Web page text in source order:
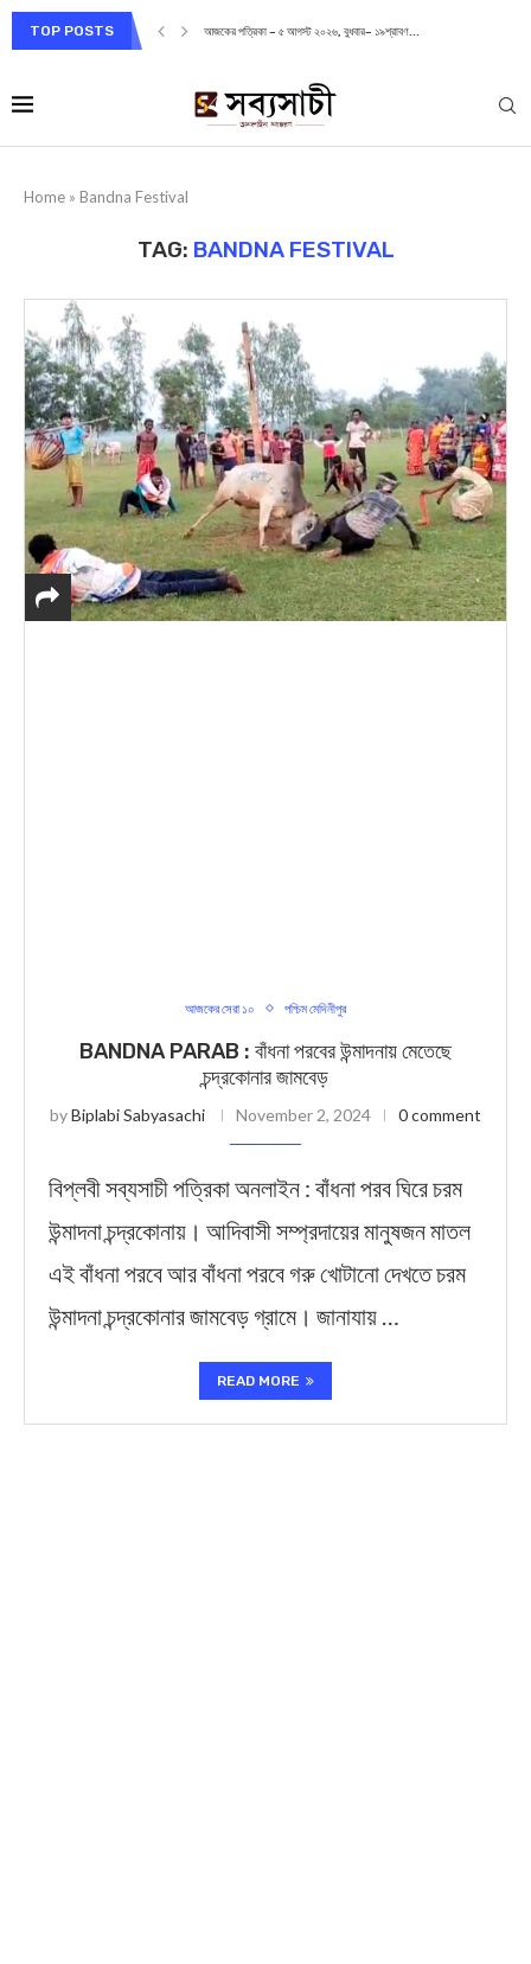
TOP POSTS আজকের পত্রিকা – ৫ আগস্ট ২০২৬, বুধবার– ১৯শ্রাবণ...
Home » Bandna Festival
TAG: BANDNA FESTIVAL
আজকের সেরা ১০ পশ্চিম মেদিনীপুর
BANDNA PARAB : বাঁধনা পরবের উন্মাদনায় মেতেছে
চন্দ্রকোনার জামবেড়
byBiplabi Sabyasachi November 2, 2024 0 comment
বিপ্লবী সব্যসাচী পত্রিকা অনলাইন : বাঁধনা পরব ঘিরে চরম
উন্মাদনা চন্দ্রকোনায়। আদিবাসী সম্প্রদায়ের মানুষজন মাতল
এই বাঁধনা পরবে আর বাঁধনা পরবে গরু খোটানো দেখতে চরম
উন্মাদনা চন্দ্রকোনার জামবেড় গ্রামে। জানাযায় …
READ MORE